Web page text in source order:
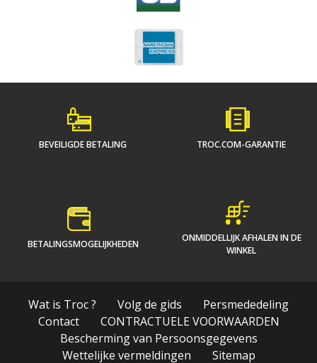
BEVEILIGDE BETALING TROC.COM-GARANTIE
BETALINGSMOGELIJKHEDEN
ONMIDDELLIJK AFHALEN IN DE
WINKEL
Wat is Troc ? Volg de gids
Persmededeling
Contact
CONTRACTUELE VOORWAARDEN
Bescherming van Persoonsgegevens
Wettelijke vermeldingen
Sitemap